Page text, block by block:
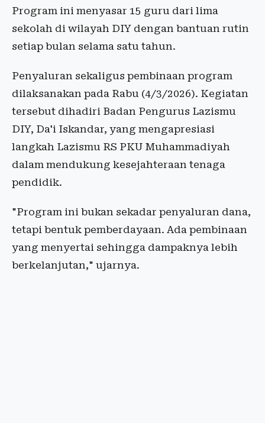
Program ini menyasar 15 guru dari lima
sekolah di wilayah DIY dengan bantuan rutin
setiap bulan selama satu tahun.
Penyaluran sekaligus pembinaan program
dilaksanakan pada Rabu (4/3/2026). Kegiatan
tersebut dihadiri Badan Pengurus Lazismu
DIY, Da'i Iskandar, yang mengapresiasi
langkah Lazismu RS PKU Muhammadiyah
dalam mendukung kesejahteraan tenaga
pendidik.
"Program ini bukan sekadar penyaluran dana,
tetapi bentuk pemberdayaan. Ada pembinaan
yang menyertai sehingga dampaknya lebih
berkelanjutan," ujarnya.